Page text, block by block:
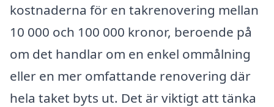
kostnaderna för en takrenovering mellan
10 000 och 100 000 kronor, beroende på
om det handlar om en enkel ommålning
eller en mer omfattande renovering där
hela taket byts ut. Det är viktigt att tänka